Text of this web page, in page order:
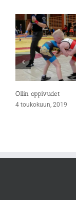
Ollin oppivudet
4 toukokuun, 2019